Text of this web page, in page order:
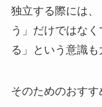
独立する際には
う」だけではな
る」という意識も
そのためのおすす